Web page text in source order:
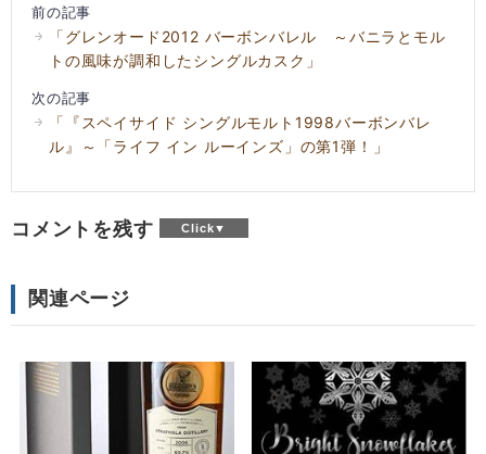
前の記事
「グレンオード2012 バーボンバレル ～バニラとモル
トの風味が調和したシングルカスク」
次の記事
「『スペイサイド シングルモルト1998バーボンバレ
ル』～「ライフ イン ルーインズ」の第1弾！」
コメントを残す
関連ページ